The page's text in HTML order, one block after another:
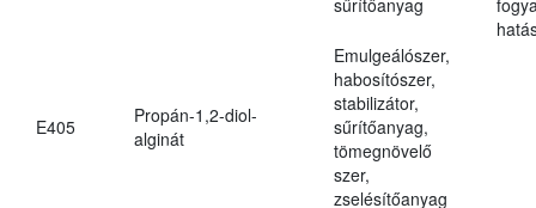
E405
Propán-1,2-diol-
alginát
Emulgeálószer,
habosítószer,
stabilizátor,
sűrítőanyag,
tömegnövelő
szer,
zselésítőanyag